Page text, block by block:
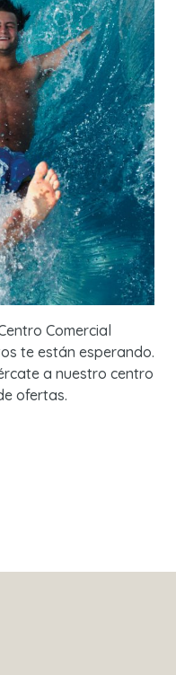
Comercial
te están esperando.
a nuestro centro
ofertas.